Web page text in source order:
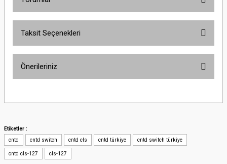
Taksit Seçenekleri
Önerileriniz
yetersiz gördüğünüz noktaları öneri formunu kullanarak tarafımıza
Ürün resmi kalitesiz, bozuk veya görüntülenemiyor.
Ürün açıklamasında eksik bilgiler bulunuyor.
Etiketler :
cntd
cntd switch cntd cls cntd türkiye cntd switch türkiye
cntd cls-127 cls-127